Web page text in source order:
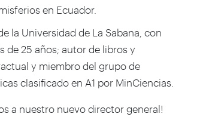
en Ecuador.
la Universidad de La Sabana, con
de 25 años; autor de libros y
y miembro del grupo de
clasificado en A1 por MinCiencias.
a nuestro nuevo director general!